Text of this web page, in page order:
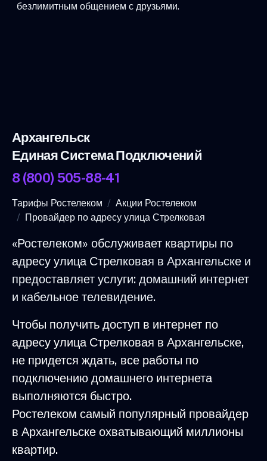
безлимитным общением с друзьями.
Архангельск
Единая Система Подключений
8 (800) 505-88-41
Тарифы Ростелеком
Акции Ростелеком
Провайдер по адресу улица Стрелковая
«Ростелеком» обслуживает квартиры по
адресу улица Стрелковая в Архангельске и
предоставляет услуги: домашний интернет
и кабельное телевидение.
Чтобы получить доступ в интернет по
адресу улица Стрелковая в Архангельске,
не придется ждать, все работы по
подключению домашнего интернета
выполняются быстро.
Ростелеком самый популярный провайдер
в Архангельске охватывающий миллионы
квартир.